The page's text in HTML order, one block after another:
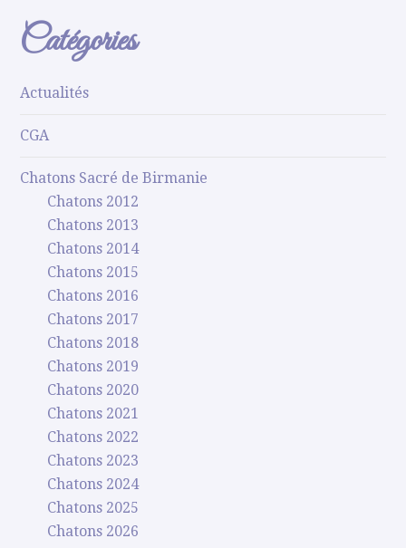
Catégories
Actualités
CGA
Chatons Sacré de Birmanie
Chatons 2012
Chatons 2013
Chatons 2014
Chatons 2015
Chatons 2016
Chatons 2017
Chatons 2018
Chatons 2019
Chatons 2020
Chatons 2021
Chatons 2022
Chatons 2023
Chatons 2024
Chatons 2025
Chatons 2026